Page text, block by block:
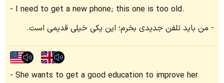
I need to get a new phone; this one is too old.
من باید تلفن جدیدی بخرم؛ این یکی خیلی قدیمی است.
She wants to get a good education to improve her